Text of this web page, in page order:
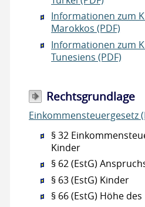
Informationen zum
Marokkos (PDF)
Informationen zum
Tunesiens (PDF)
Rechtsgrundlage
Einkommensteuergesetz
§ 32
Kinder
§ 62 (EstG)
§ 63 (EstG) Kinder
§ 66 (EstG) Höhe